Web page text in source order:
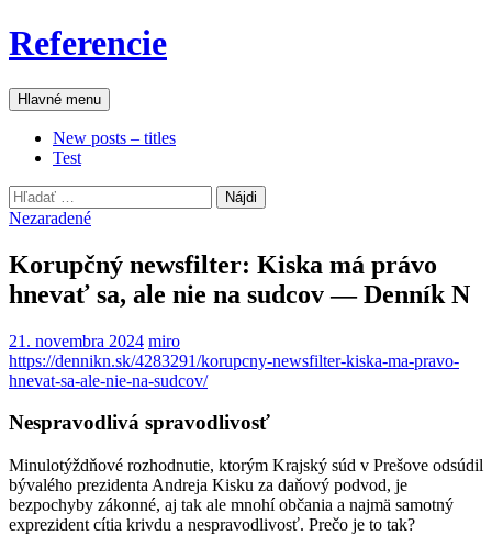
Preskočiť
na
Referencie
Hľadať
Hlavné menu
New posts – titles
Test
Hľadať:
Nezaradené
Korupčný newsfilter: Kiska má právo
hnevať sa, ale nie na sudcov — Denník N
21. novembra 2024 miro
https://dennikn.sk/4283291/korupcny-newsfilter-kiska-ma-pravo-
hnevat-sa-ale-nie-na-sudcov/
Nespravodlivá spravodlivosť
Minulotýždňové rozhodnutie, ktorým Krajský súd v Prešove odsúdil
bývalého prezidenta Andreja Kisku za daňový podvod, je
bezpochyby zákonné, aj tak ale mnohí občania a najmä samotný
exprezident cítia krivdu a nespravodlivosť. Prečo je to tak?